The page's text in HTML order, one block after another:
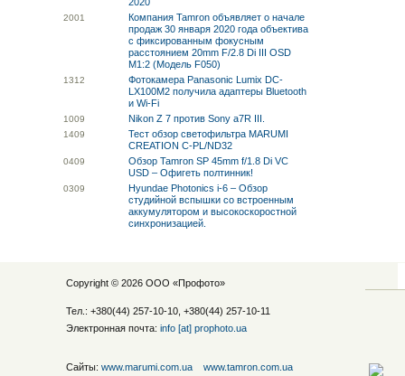
2001
Компания Tamron объявляет о начале
продаж 30 января 2020 года объектива
с фиксированным фокусным
расстоянием 20mm F/2.8 Di III OSD
M1:2 (Модель F050)
1312
Фотокамера Panasonic Lumix DC-
LX100M2 получила адаптеры Bluetooth
и Wi-Fi
1009 Nikon Z 7 против Sony a7R III.
1409
Тест обзор светофильтра MARUMI
CREATION C-PL/ND32
0409
Обзор Tamron SP 45mm f/1.8 Di VC
USD – Офигеть полтинник!
0309
Hyundae Photonics i-6 – Обзор
студийной вспышки со встроенным
аккумулятором и высокоскоростной
синхронизацией.
Copyright © 2026 ООО «Профото»
Тел.: +380(44) 257-10-10, +380(44) 257-10-11
Электронная почта: info [at] prophoto.ua
Сайты: www.marumi.com.ua www.tamron.com.ua